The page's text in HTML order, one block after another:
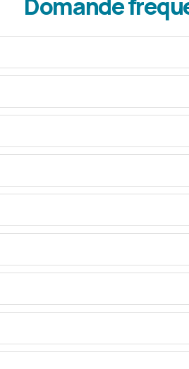
Domande